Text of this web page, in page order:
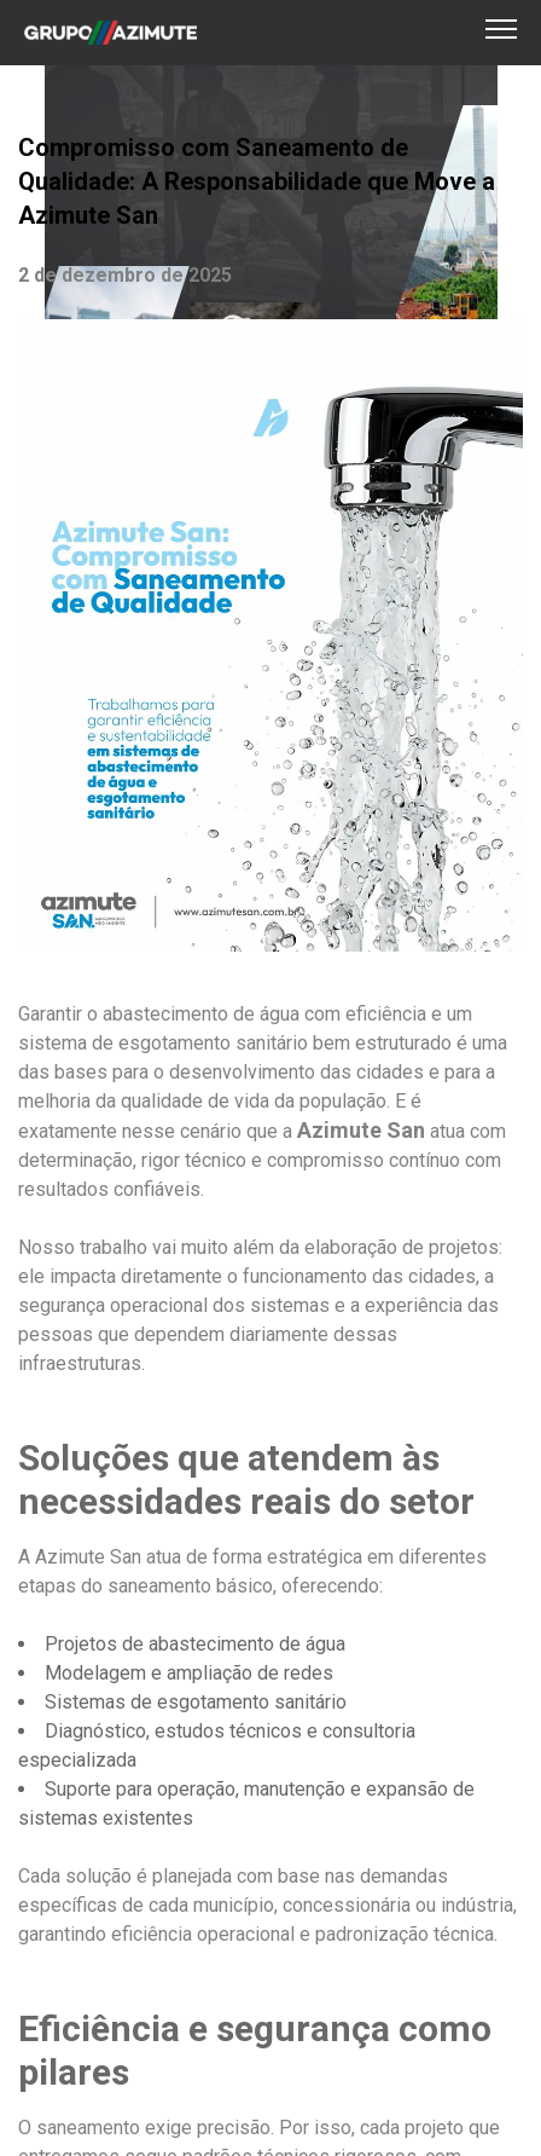
Compromisso com Saneamento de
Qualidade: A Responsabilidade que Move a
Azimute San
2 de dezembro de 2025
Garantir o abastecimento de água com eficiência e um
sistema de esgotamento sanitário bem estruturado é uma
das bases para o desenvolvimento das cidades e para a
melhoria da qualidade de vida da população. E é
exatamente nesse cenário que a Azimute San atua com
determinação, rigor técnico e compromisso contínuo com
resultados confiáveis.
Nosso trabalho vai muito além da elaboração de projetos:
ele impacta diretamente o funcionamento das cidades, a
segurança operacional dos sistemas e a experiência das
pessoas que dependem diariamente dessas
infraestruturas.
Soluções que atendem às
necessidades reais do setor
A Azimute San atua de forma estratégica em diferentes
etapas do saneamento básico, oferecendo:
Projetos de abastecimento de água
Modelagem e ampliação de redes
Sistemas de esgotamento sanitário
Diagnóstico, estudos técnicos e consultoria
especializada
Suporte para operação, manutenção e expansão de
sistemas existentes
Cada solução é planejada com base nas demandas
específicas de cada município, concessionária ou indústria,
garantindo eficiência operacional e padronização técnica.
Eficiência e segurança como
pilares
O saneamento exige precisão. Por isso, cada projeto que